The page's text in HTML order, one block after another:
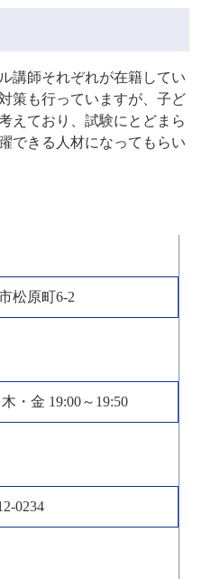
講師それぞれが在籍してい
策も行っていますが、子ど
えており、試験にとどまら
できる人材になってもらい
松原町6-2
・金 19:00～19:50
0234